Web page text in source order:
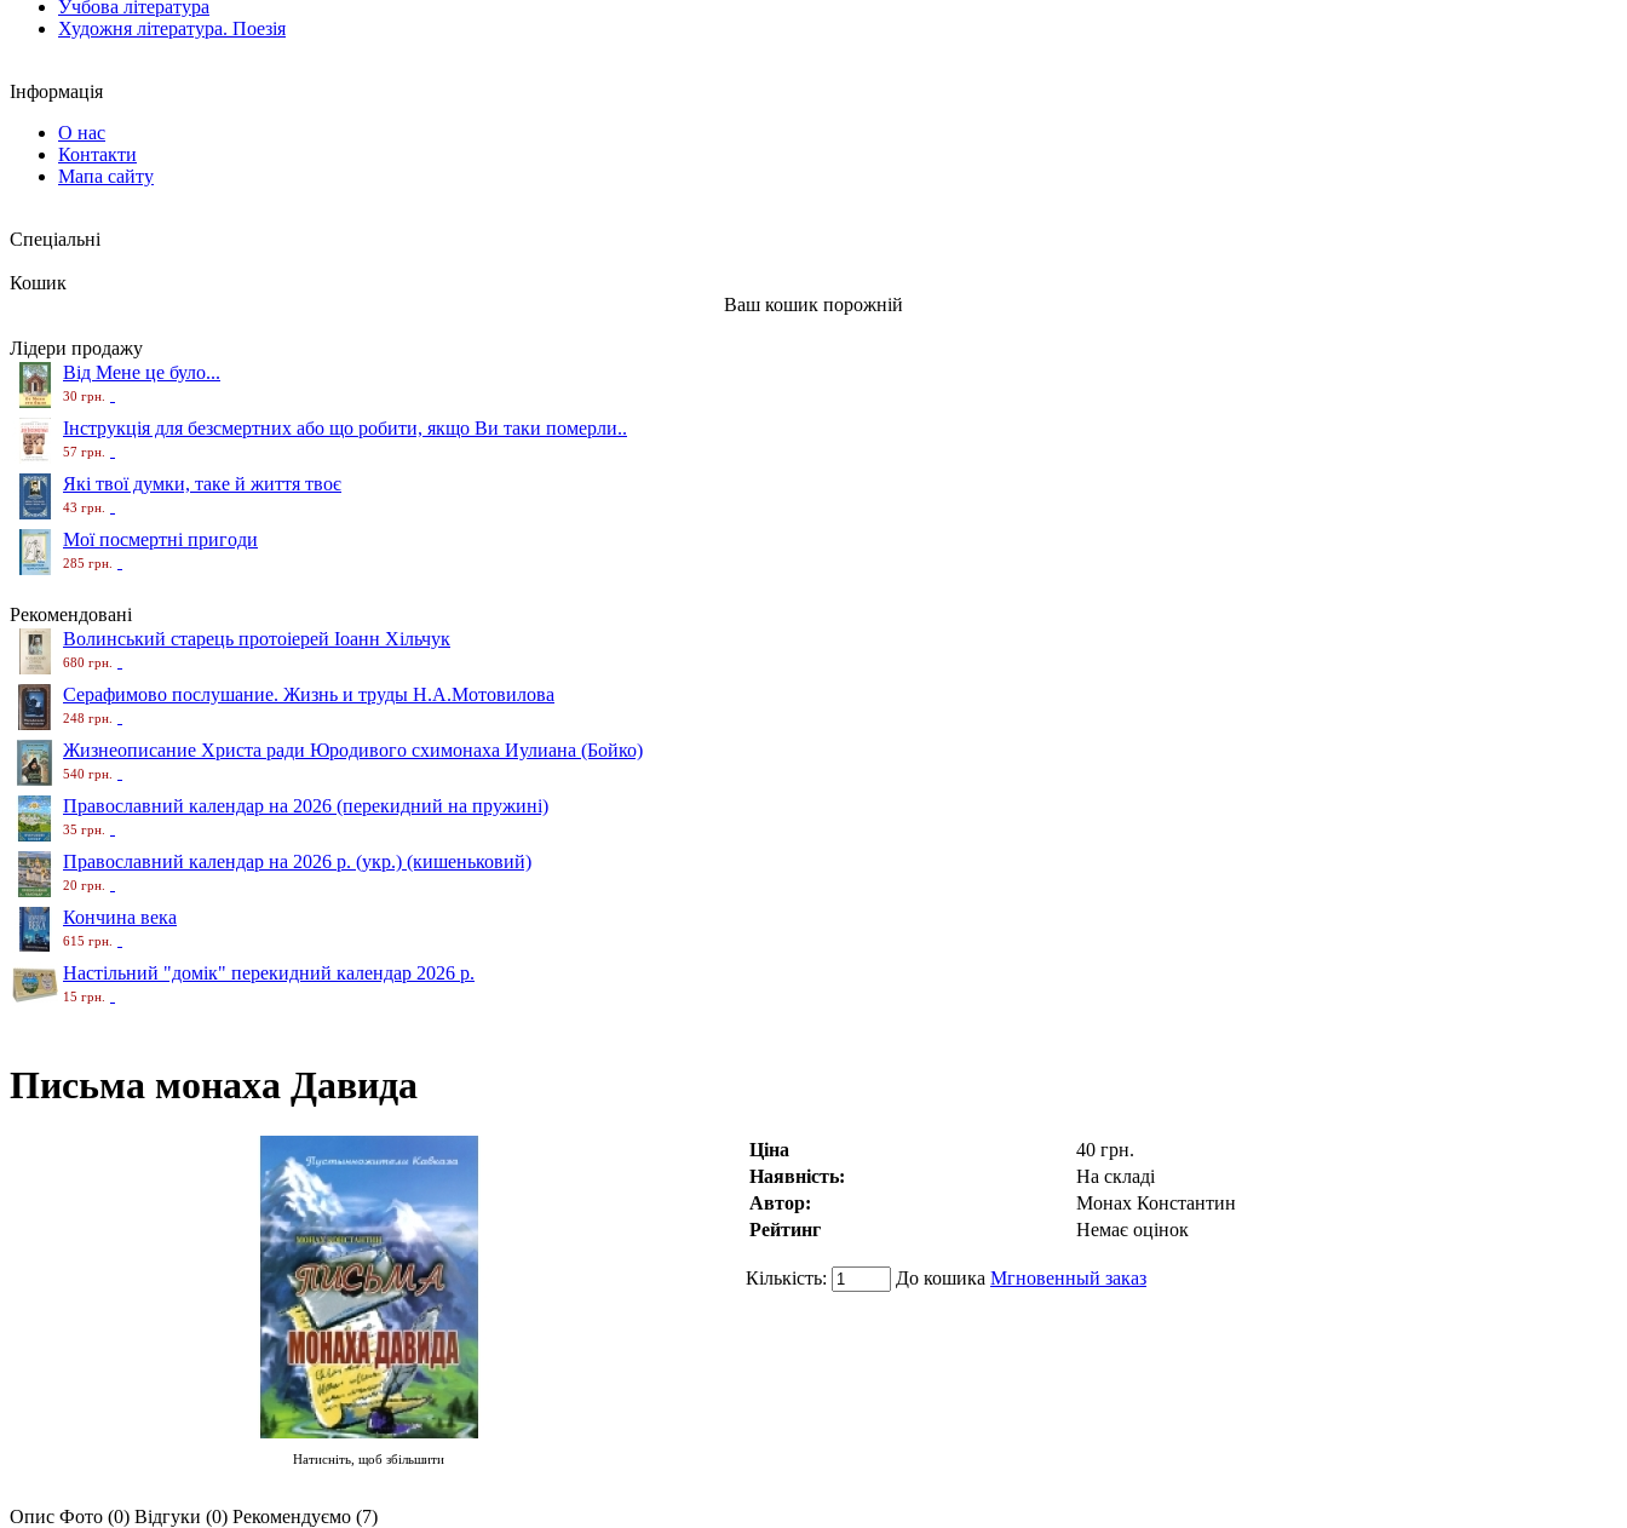
Учбова література
Художня література. Поезія
Інформація
О нас
Контакти
Мапа сайту
Спеціальні
Кошик
Ваш кошик порожній
Лідери продажу
Від Мене це було...
30 грн.
Інструкція для безсмертних або що робити, якщо Ви таки померли..
57 грн.
Які твої думки, таке й життя твоє
43 грн.
Мої посмертні пригоди
285 грн.
Рекомендовані
Волинський старець протоіерей Іоанн Хільчук
680 грн.
Серафимово послушание. Жизнь и труды Н.А.Мотовилова
248 грн.
Жизнеописание Христа ради Юродивого схимонаха Иулиана (Бойко)
540 грн.
Православний календар на 2026 (перекидний на пружині)
35 грн.
Православний календар на 2026 р. (укр.) (кишеньковий)
20 грн.
Кончина века
615 грн.
Настільний "домік" перекидний календар 2026 р.
15 грн.
Письма монаха Давида
Натисніть, щоб збільшити
Ціна
40 грн.
Наявність:
На складі
Автор:
Монах Константин
Рейтинг
Немає оцінок
Кількість: До кошика Мгновенный заказ
Опис Фото (0) Відгуки (0) Рекомендуємо (7)